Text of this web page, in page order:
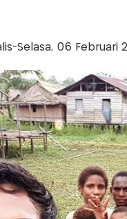
Selasa, 06 Februari